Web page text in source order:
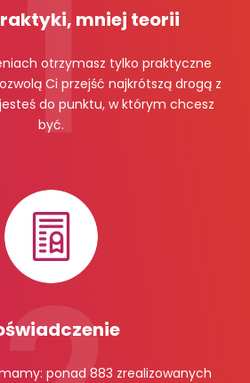
mniej teorii
otrzymasz tylko praktyczne
Ci przejść najkrótszą drogą z
do punktu, w którym chcesz
być.
ponad 883 zrealizowanych